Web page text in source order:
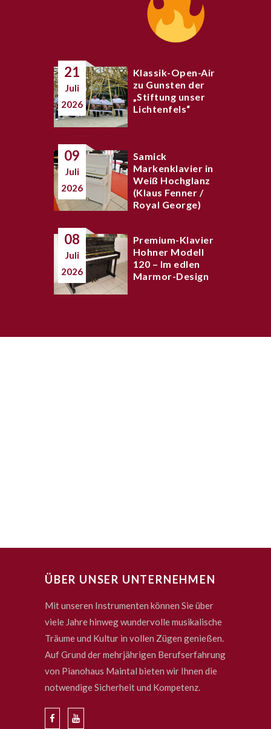
21
Juli
2026
Klassik-Open-Air
zu Gunsten der
„Stiftung unser
Lichtenfels“
09
Juli
2026
Samick
Markenklavier in
Weiß Hochglanz
(Klaus Fenner /
Royal George)
08
Juli
2026
Premium-Klavier
Hohner Modell
120 – Im edlen
Marmor-Design
ÜBER UNSER UNTERNEHMEN
Mit unseren Instrumenten können Sie über
viele Jahre hinweg wundervolle musikalische
Träume und Kultur in vollen Zügen genießen.
Auf Grund der mehrjährigen Berufserfahrung
von Pianohaus Maintal bieten wir Ihnen die
notwendige Sicherheit und Kompetenz.